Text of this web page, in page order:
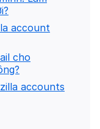
account
cho
accounts